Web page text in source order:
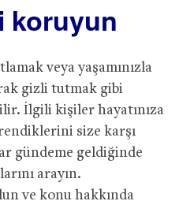
koruyun
veya yaşamınızla
gizli tutmak gibi
İlgili kişiler hayatınıza
size karşı
gündeme geldiğinde
arayın.
ve konu hakkında